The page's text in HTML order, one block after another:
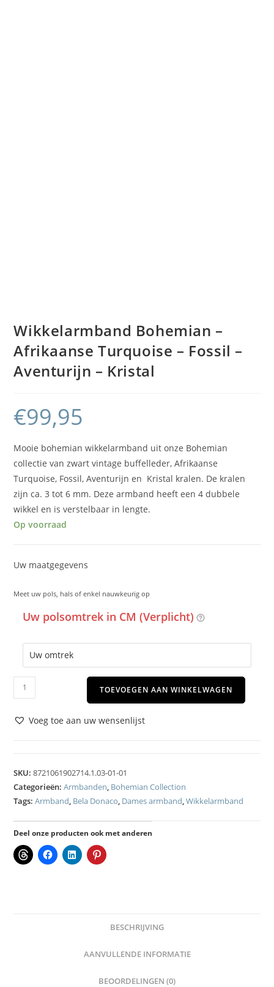
Wikkelarmband Bohemian –
Afrikaanse Turquoise – Fossil –
Aventurijn – Kristal
€99,95
Mooie bohemian wikkelarmband uit onze Bohemian
collectie van zwart vintage buffelleder, Afrikaanse
Turquoise, Fossil, Aventurijn en Kristal kralen. De kralen
zijn ca. 3 tot 6 mm. Deze armband heeft een 4 dubbele
wikkel en is verstelbaar in lengte.
Op voorraad
Uw maatgegevens
Meet uw pols, hals of enkel nauwkeurig op
Uw polsomtrek in CM (Verplicht)
TOEVOEGEN AAN WINKELWAGEN
Voeg toe aan uw wensenlijst
SKU:8721061902714.1.03-01-01
Categorieën:Armbanden Bohemian Collection
Tags:Armband Bela Donaco Dames armband ,Wikkelarmband
Deel onze producten ook met anderen
BESCHRIJVING
AANVULLENDE INFORMATIE
BEOORDELINGEN (0)